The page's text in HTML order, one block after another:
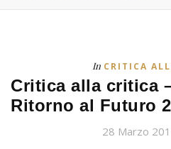
In CRITICA
Critica alla critica
Ritorno al Futuro 2
28 Marzo